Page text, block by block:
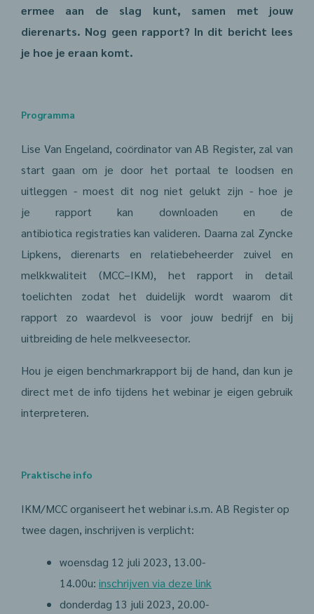
ermee aan de slag kunt, samen met jouw
dierenarts. Nog geen rapport? In dit bericht lees
je hoe je eraan komt.
Programma
Lise Van Engeland, coördinator van AB Register, zal van
start gaan om je door het portaal te loodsen en
uitleggen - moest dit nog niet gelukt zijn - hoe je
je rapport kan downloaden en de
antibiotica registraties kan valideren. Daarna zal Zyncke
Lipkens, dierenarts en relatiebeheerder zuivel en
melkkwaliteit (MCC–IKM), het rapport in detail
toelichten zodat het duidelijk wordt waarom dit
rapport zo waardevol is voor jouw bedrijf en bij
uitbreiding de hele melkveesector.
Hou je eigen benchmarkrapport bij de hand, dan kun je
direct met de info tijdens het webinar je eigen gebruik
interpreteren.
Praktische info
IKM/MCC organiseert het webinar i.s.m. AB Register op
twee dagen, inschrijven is verplicht:
woensdag 12 juli 2023, 13.00-
14.00u: inschrijven via deze link
donderdag 13 juli 2023, 20.00-